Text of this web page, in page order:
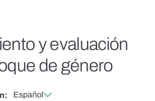
y evaluación
de género
Español